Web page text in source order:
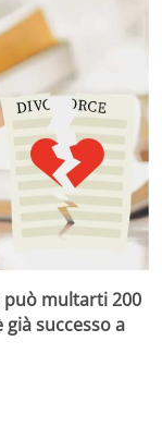
multarti 200
successo a